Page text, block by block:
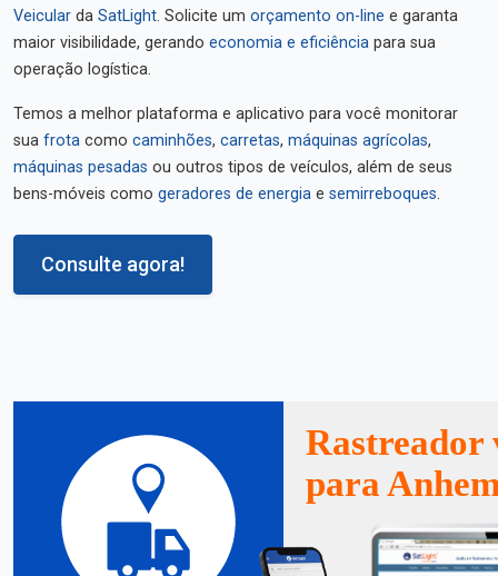
Veicular da SatLight. Solicite um orçamento on-line e garanta
maior visibilidade, gerando economia e eficiência para sua
operação logística.
Temos a melhor plataforma e aplicativo para você monitorar
sua frota como caminhões, carretas, máquinas agrícolas,
máquinas pesadas ou outros tipos de veículos, além de seus
bens-móveis como geradores de energia e semirreboques.
Consulte agora!
Rastreador
para